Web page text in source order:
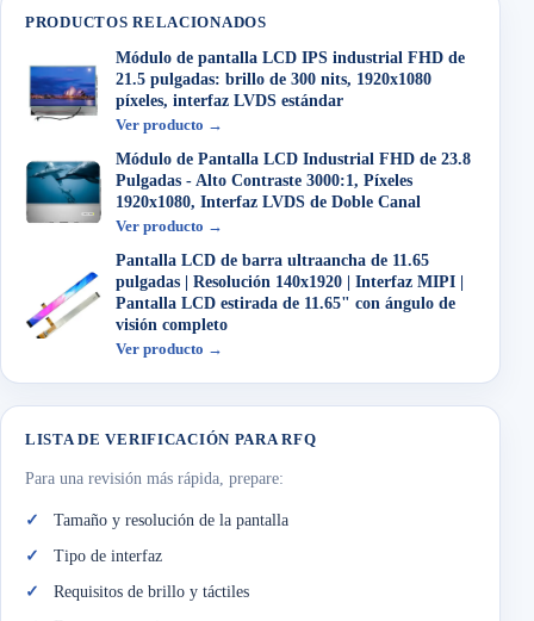
PRODUCTOS RELACIONADOS
Módulo de pantalla LCD IPS industrial FHD de
21.5 pulgadas: brillo de 300 nits, 1920x1080
píxeles, interfaz LVDS estándar
Ver producto →
Módulo de Pantalla LCD Industrial FHD de 23.8
Pulgadas - Alto Contraste 3000:1, Píxeles
1920x1080, Interfaz LVDS de Doble Canal
Ver producto →
Pantalla LCD de barra ultraancha de 11.65
pulgadas | Resolución 140x1920 | Interfaz MIPI |
Pantalla LCD estirada de 11.65" con ángulo de
visión completo
Ver producto →
LISTA DE VERIFICACIÓN PARA RFQ
Para una revisión más rápida, prepare:
Tamaño y resolución de la pantalla
Tipo de interfaz
Requisitos de brillo y táctiles